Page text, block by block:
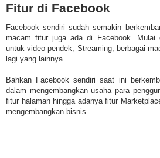
Fitur di Facebook
Facebook sendiri sudah semakin
macam fitur juga ada di Facebook. Mulai
untuk video pendek, Streaming, berbagai
lagi yang lainnya.
Bahkan Facebook sendiri saat ini
dalam mengembangkan usaha para
fitur halaman hingga adanya fitur
mengembangkan bisnis.